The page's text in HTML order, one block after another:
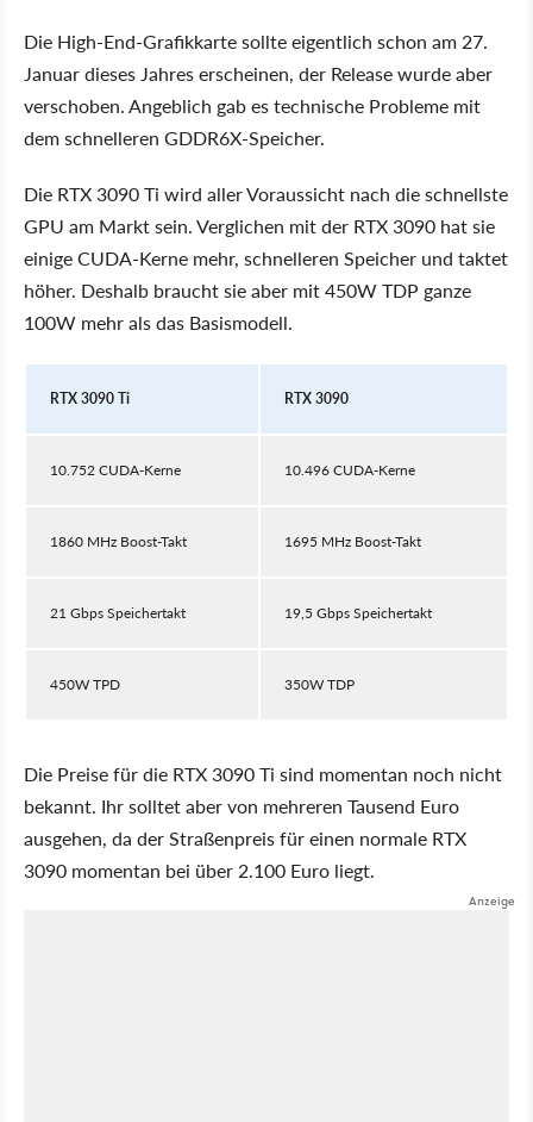
Die High-End-Grafikkarte sollte eigentlich schon am 27.
Januar dieses Jahres erscheinen, der Release wurde aber
verschoben. Angeblich gab es technische Probleme mit
dem schnelleren GDDR6X-Speicher.
Die RTX 3090 Ti wird aller Voraussicht nach die schnellste
GPU am Markt sein. Verglichen mit der RTX 3090 hat sie
einige CUDA-Kerne mehr, schnelleren Speicher und taktet
höher. Deshalb braucht sie aber mit 450W TDP ganze
100W mehr als das Basismodell.
RTX 3090 Ti RTX 3090
10.752 CUDA-Kerne 10.496 CUDA-Kerne
1860 MHz Boost-Takt 1695 MHz Boost-Takt
21 Gbps Speichertakt 19,5 Gbps Speichertakt
450W TPD 350W TDP
Die Preise für die RTX 3090 Ti sind momentan noch nicht
bekannt. Ihr solltet aber von mehreren Tausend Euro
ausgehen, da der Straßenpreis für einen normale RTX
3090 momentan bei über 2.100 Euro liegt.